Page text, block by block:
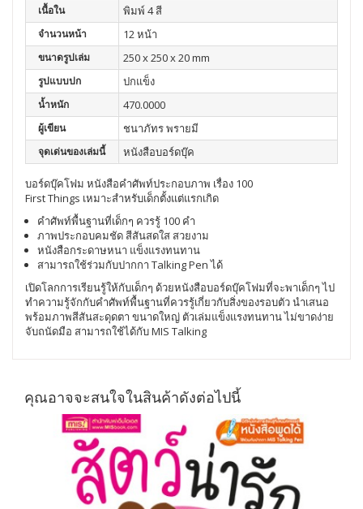
เนื้อใน พิมพ์ 4 สี
จำนวนหน้า 12 หน้า
ขนาดรูปเล่ม 250 x 250 x 20 mm
รูปแบบปก ปกแข็ง
น้ำหนัก 470.0000
ผู้เขียน ชนาภัทร พรายมี
จุดเด่นของเล่มนี้ หนังสือบอร์ดบุ๊ค
บอร์ดบุ๊คโฟม หนังสือคำศัพท์ประกอบภาพ เรื่อง 100
First Things เหมาะสำหรับเด็กตั้งแต่แรกเกิด
คำศัพท์พื้นฐานที่เด็กๆ ควรรู้ 100 คำ
ภาพประกอบคมชัด สีสันสดใส สวยงาม
หนังสือกระดาษหนา แข็งแรงทนทาน
สามารถใช้ร่วมกับปากกา Talking Pen ได้
เปิดโลกการเรียนรู้ให้กับเด็กๆ ด้วยหนังสือบอร์ดบุ๊คโฟมที่จะพาเด็กๆ ไป
ทำความรู้จักกับคำศัพท์พื้นฐานที่ควรรู้เกี่ยวกับสิ่งของรอบตัว นำเสนอ
พร้อมภาพสีสันสะดุดตา ขนาดใหญ่ ตัวเล่มแข็งแรงทนทาน ไม่ขาดง่าย
จับถนัดมือ สามารถใช้ได้กับ MIS Talking
คุณอาจจะสนใจในสินค้าดังต่อไปนี้